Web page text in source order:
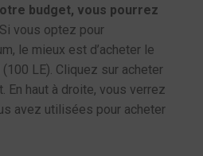
budget, vous pourrez
Si vous optez pour
le mieux est d’acheter le
LE). Cliquez sur acheter
En haut à droite, vous verrez
avez utilisées pour acheter